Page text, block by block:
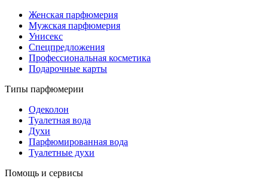
Женская парфюмерия
Мужская парфюмерия
Унисекс
Спецпредложения
Профессиональная косметика
Подарочные карты
Типы парфюмерии
Одеколон
Туалетная вода
Духи
Парфюмированная вода
Туалетные духи
Помощь и сервисы